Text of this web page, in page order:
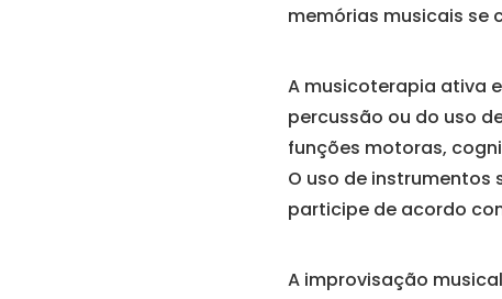
memórias musicais se
A musicoterapia ativa
percussão ou do uso
funções motoras,
O uso de
participe de acordo
A improvisação